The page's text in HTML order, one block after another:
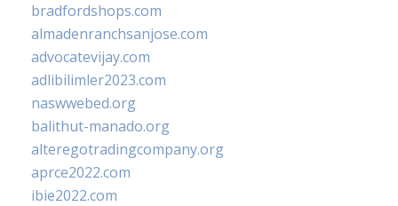
bradfordshops.com
almadenranchsanjose.com
advocatevijay.com
adlibilimler2023.com
naswwebed.org
balithut-manado.org
alteregotradingcompany.org
aprce2022.com
ibie2022.com